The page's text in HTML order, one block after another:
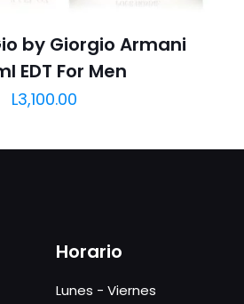
by Giorgio Armani
EDT For Men
L3,100.00
Horario
Lunes - Viernes